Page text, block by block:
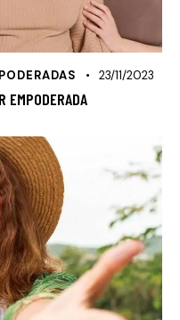
23/11/2023
EMPODERADA